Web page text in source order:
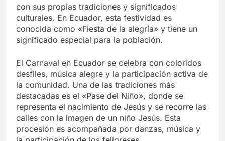
con sus propias tradiciones y significados
culturales. En Ecuador, esta festividad es
conocida como «Fiesta de la alegría» y tiene un
significado especial para la población.
El Carnaval en Ecuador se celebra con coloridos
desfiles, música alegre y la participación activa de
la comunidad. Una de las tradiciones más
destacadas es el «Pase del Niño», donde se
representa el nacimiento de Jesús y se recorre las
calles con la imagen de un niño Jesús. Esta
procesión es acompañada por danzas, música y